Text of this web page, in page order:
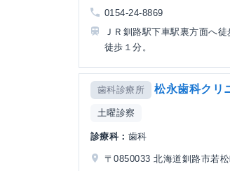
0154-24-8869
ＪＲ釧路駅下車駅裏方面へ
徒歩１分。
歯科診療所 松永歯科クリ
土曜診察
診療科： 歯科
〒0850033 北海道釧路市若松